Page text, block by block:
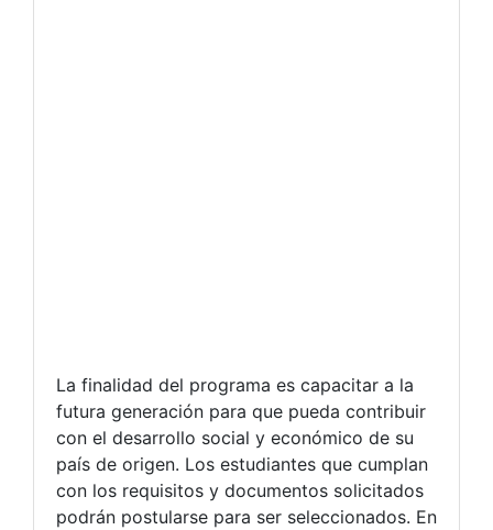
La finalidad del programa es capacitar a la
futura generación para que pueda contribuir
con el desarrollo social y económico de su
país de origen. Los estudiantes que cumplan
con los requisitos y documentos solicitados
podrán postularse para ser seleccionados. En